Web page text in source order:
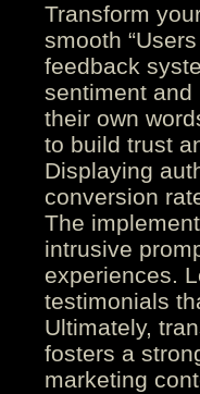
Transform
smooth
feedback
sentiment and
their own
to build trust
Displaying
conversion
The
intrusive
experiences.
testimonials
Ultimately,
fosters a
marketing